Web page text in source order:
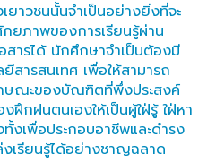
ยาวชนนั้นจำเป็นอย่างยิ่งที่จะ
ยภาพของการเรียนรู้ผ่าน
สารได้ นักศึกษาจำเป็นต้องมี
สารสนเทศ เพื่อให้สามารถ
ษณะของบัณฑิตที่พึ่งประสงค์
ฝึกฝนตนเองให้เป็นผู้ใฝ่รู้ ใฝ่หา
งเพื่อประกอบอาชีพและดำรง
เรียนรู้ได้อย่างชาญฉลาด